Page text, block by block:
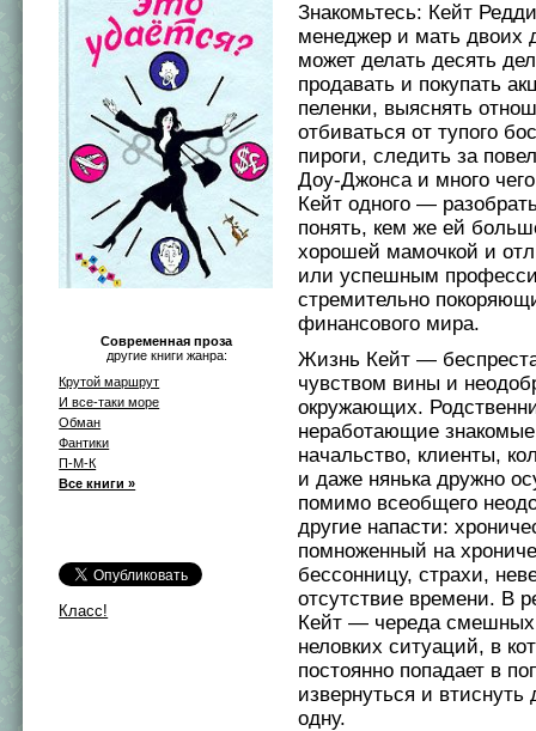
Современная проза
другие книги жанра:
Крутой маршрут
И все-таки море
Обман
Фантики
П-М-К
Все книги »
Класс!
Знакомьтесь: Кейт
менеджер и мать двоих
может делать десять
продавать и покупать
пеленки, выяснять
отбиваться от тупого
пироги, следить за
Доу-Джонса и много
Кейт одного —
понять, кем же ей
хорошей мамочкой и
или успешным
стремительно
финансового мира.
Жизнь Кейт —
чувством вины и
окружающих.
неработающие
начальство, клиенты,
и даже нянька дружно
помимо всеобщего
другие напасти:
помноженный на
бессонницу, страхи,
отсутствие времени. В
Кейт — череда
неловких ситуаций, в
постоянно попадает в
извернуться и втиснуть
одну.